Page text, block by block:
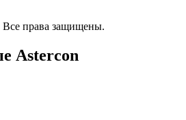
права защищены.
Astercon